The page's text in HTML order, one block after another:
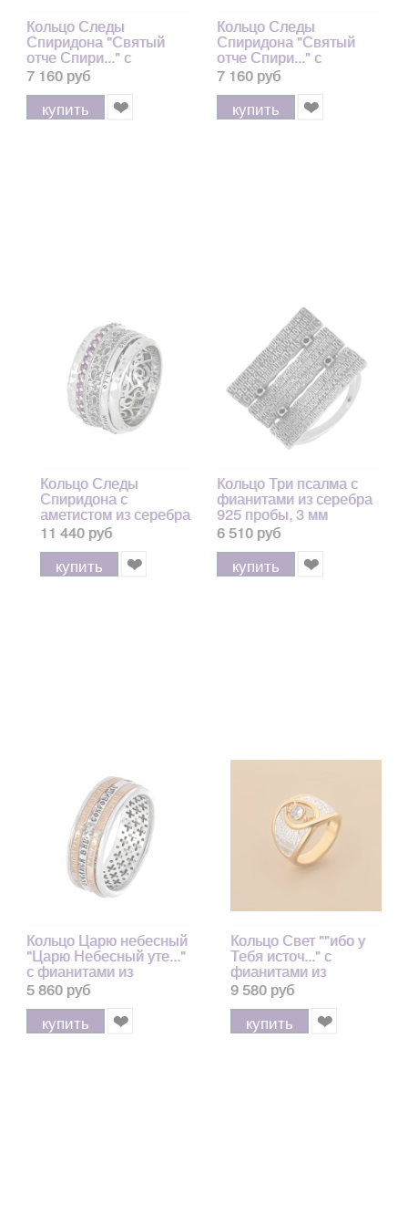
Кольцо Следы
Спиридона "Святый
отче Спири..." с
зеленым агатом из
серебра 925 пробы с
позолотой 585, 7 мм
7 160 руб
купить
Кольцо Следы
Спиридона "Святый
отче Спири..." с
фианитами из серебра
925 пробы с позолотой
585, 7 мм
7 160 руб
купить
Кольцо Следы
Спиридона с
аметистом из серебра
925 пробы, 12 мм
11 440 руб
купить
Кольцо Три псалма с
фианитами из серебра
925 пробы, 3 мм
6 510 руб
купить
Кольцо Царю небесный
"Царю Небесный уте..."
с фианитами из
серебра 925 пробы с
позолотой 585
5 860 руб
купить
Кольцо Свет ""ибо у
Тебя источ..." с
фианитами из
серебра 925 пробы с
позолотой 999
9 580 руб
купить